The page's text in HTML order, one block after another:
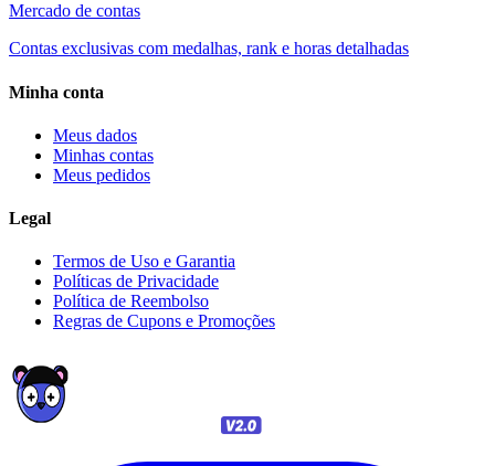
Mercado de contas
Contas exclusivas com medalhas, rank e horas detalhadas
Minha conta
Meus dados
Minhas contas
Meus pedidos
Legal
Termos de Uso e Garantia
Políticas de Privacidade
Política de Reembolso
Regras de Cupons e Promoções